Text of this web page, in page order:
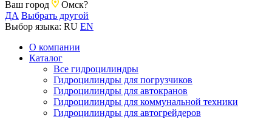
Ваш город
Омск?
ДА Выбрать другой
Выбор языка: RU EN
О компании
Каталог
Все гидроцилиндры
Гидроцилиндры для погрузчиков
Гидроцилиндры для автокранов
Гидроцилиндры для коммунальной техники
Гидроцилиндры для автогрейдеров